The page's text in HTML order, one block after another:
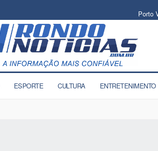
Porto
ESPORTE CULTURA ENTRETENIMENTO